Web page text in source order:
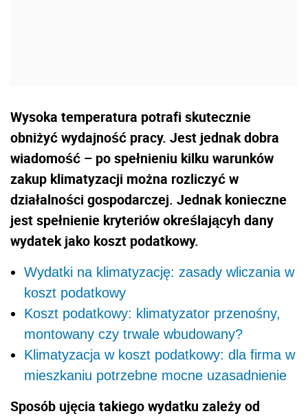
Wysoka temperatura potrafi skutecznie
obniżyć wydajność pracy. Jest jednak dobra
wiadomość – po spełnieniu kilku warunków
zakup klimatyzacji można rozliczyć w
działalności gospodarczej. Jednak konieczne
jest spełnienie kryteriów określającyh dany
wydatek jako koszt podatkowy.
Wydatki na klimatyzację: zasady wliczania w
koszt podatkowy
Koszt podatkowy: klimatyzator przenośny,
montowany czy trwale wbudowany?
Klimatyzacja w koszt podatkowy: dla firma w
mieszkaniu potrzebne mocne uzasadnienie
Sposób ujęcia takiego wydatku zależy od